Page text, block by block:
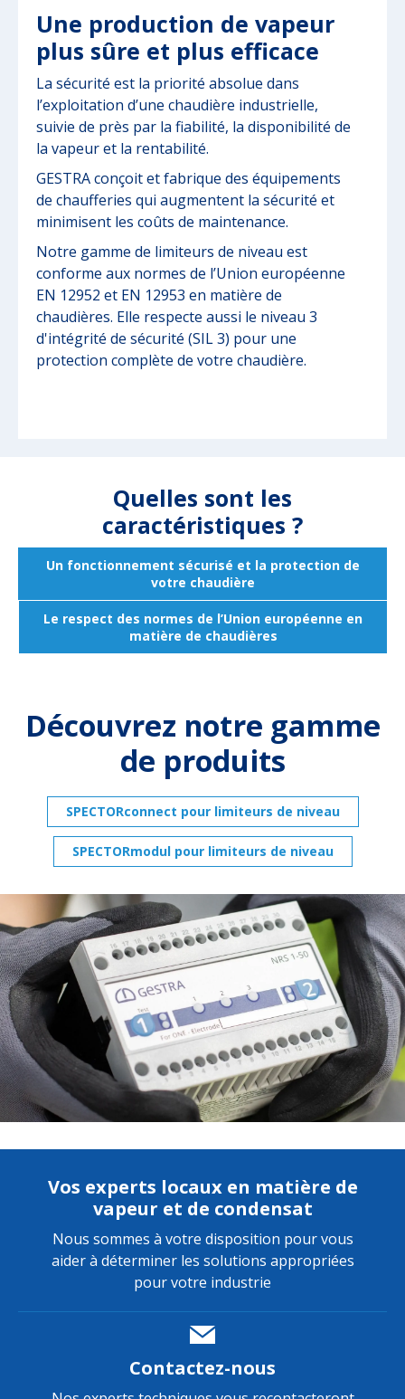
Une production de vapeur
plus sûre et plus efficace
La sécurité est la priorité absolue dans
l’exploitation d’une chaudière industrielle,
suivie de près par la fiabilité, la disponibilité de
la vapeur et la rentabilité.
GESTRA conçoit et fabrique des équipements
de chaufferies qui augmentent la sécurité et
minimisent les coûts de maintenance.
Notre gamme de limiteurs de niveau est
conforme aux normes de l’Union européenne
EN 12952 et EN 12953 en matière de
chaudières. Elle respecte aussi le niveau 3
d'intégrité de sécurité (SIL 3) pour une
protection complète de votre chaudière.
Quelles sont les
caractéristiques ?
Un fonctionnement sécurisé et la protection de
votre chaudière
Le respect des normes de l’Union européenne en
matière de chaudières
Découvrez notre gamme
de produits
SPECTORconnect pour limiteurs de niveau
SPECTORmodul pour limiteurs de niveau
Vos experts locaux en matière de
vapeur et de condensat
Nous sommes à votre disposition pour vous
aider à déterminer les solutions appropriées
pour votre industrie
Contactez-nous